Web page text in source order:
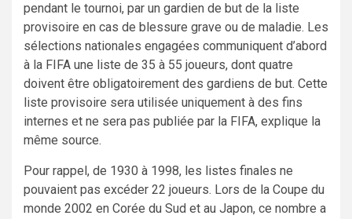
pendant le tournoi, par un gardien de but de la liste
provisoire en cas de blessure grave ou de maladie. Les
sélections nationales engagées communiquent d’abord
à la FIFA une liste de 35 à 55 joueurs, dont quatre
doivent être obligatoirement des gardiens de but. Cette
liste provisoire sera utilisée uniquement à des fins
internes et ne sera pas publiée par la FIFA, explique la
même source.
Pour rappel, de 1930 à 1998, les listes finales ne
pouvaient pas excéder 22 joueurs. Lors de la Coupe du
monde 2002 en Corée du Sud et au Japon, ce nombre a